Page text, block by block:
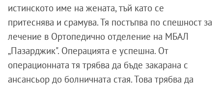
истинското име на жената, тъй като се
притеснява и срамува. Тя постъпва по спешност за
лечение в Ортопедично отделение на МБАЛ
„Пазарджик". Операцията е успешна. От
операционната тя трябва да бъде закарана с
ансансьор до болничната стая. Това трябва да